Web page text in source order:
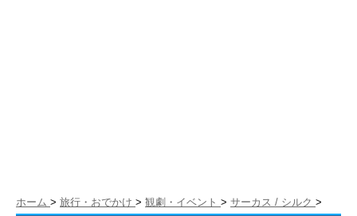
ホーム > 旅行・おでかけ > 観劇・イベント > サーカス / シルク >